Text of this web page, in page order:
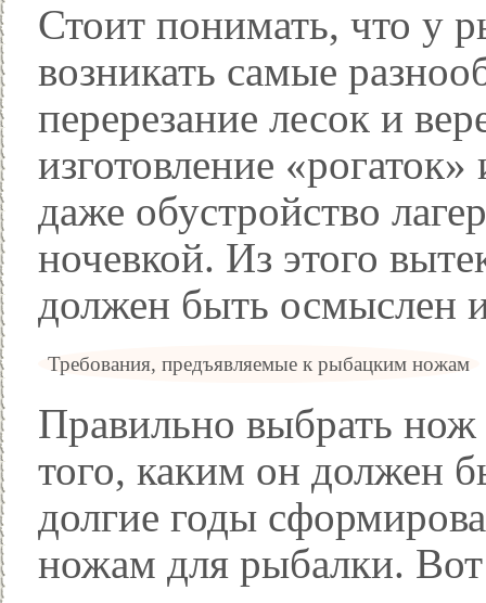
Стоит понимать, что у
возникать самые
перерезание лесок и
изготовление
даже обустройство
ночевкой. Из этого
должен быть осмыслен
Требования, предъявляемые к рыбацким ножам
Правильно выбрать
того, каким он должен
долгие годы
ножам для рыбалки.